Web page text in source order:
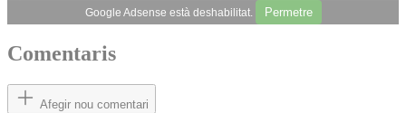
Google Adsense està deshabilitat. Permetre
Comentaris
Afegir nou comentari